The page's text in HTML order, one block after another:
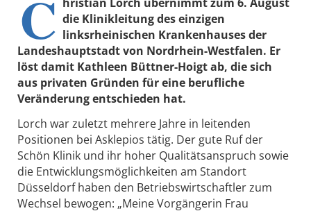
C die Klinikleitung des einzigen
linksrheinischen Krankenhauses der
Landeshauptstadt von Nordrhein-Westfalen. Er
löst damit Kathleen Büttner-Hoigt ab, die sich
aus privaten Gründen für eine berufliche
Veränderung entschieden hat.
Lorch war zuletzt mehrere Jahre in leitenden
Positionen bei Asklepios tätig. Der gute Ruf der
Schön Klinik und ihr hoher Qualitätsanspruch sowie
die Entwicklungsmöglichkeiten am Standort
Düsseldorf haben den Betriebswirtschaftler zum
Wechsel bewogen: „Meine Vorgängerin Frau